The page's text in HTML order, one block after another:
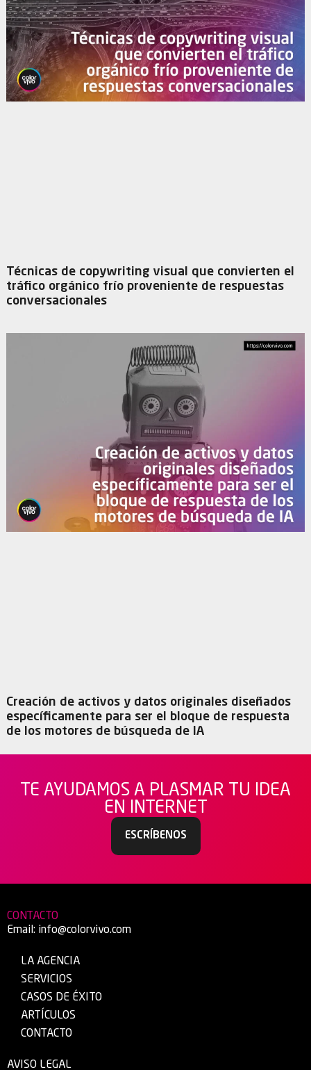
Técnicas de copywriting visual que convierten el
tráfico orgánico frío proveniente de respuestas
conversacionales
Creación de activos y datos originales diseñados
específicamente para ser el bloque de respuesta
de los motores de búsqueda de IA
TE AYUDAMOS A PLASMAR TU IDEA
EN INTERNET
ESCRÍBENOS
CONTACTO
Email: info@colorvivo.com
LA AGENCIA
SERVICIOS
CASOS DE ÉXITO
ARTÍCULOS
CONTACTO
AVISO LEGAL